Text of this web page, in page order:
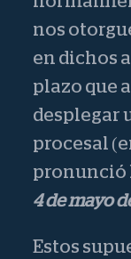
nos
en dichos
plazo que
desplegar
procesal
pronunció
4 de mayo
Estos